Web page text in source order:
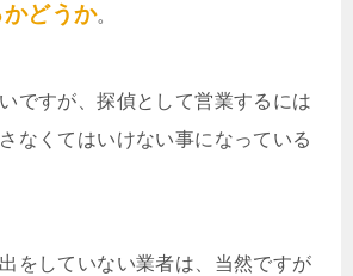
どうか。
ですが、探偵として営業するには
なくてはいけない事になっている
をしていない業者は、当然ですが